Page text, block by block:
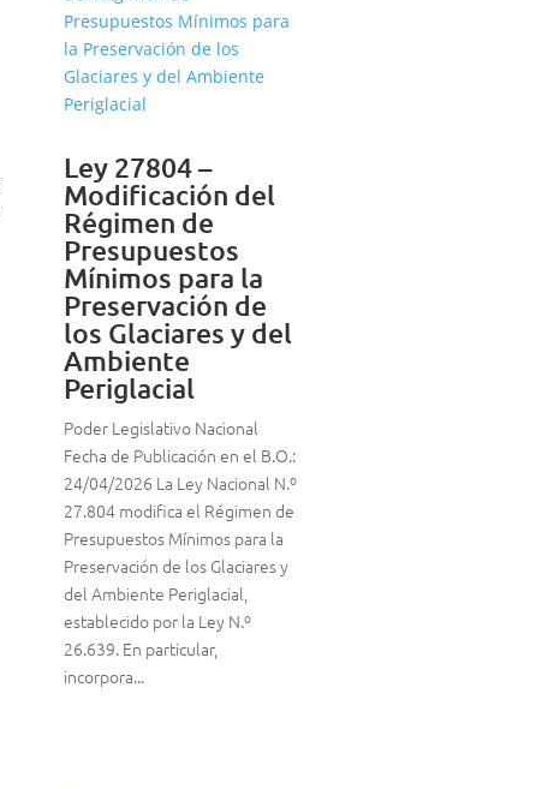
Ley 27804 –
Modificación del
Régimen de
Presupuestos
Mínimos para la
Preservación de
los Glaciares y del
Ambiente
Periglacial
Poder Legislativo Nacional
Fecha de Publicación en el B.O.:
24/04/2026 La Ley Nacional N.º
27.804 modifica el Régimen de
Presupuestos Mínimos para la
Preservación de los Glaciares y
del Ambiente Periglacial,
establecido por la Ley N.º
26.639. En particular,
incorpora...